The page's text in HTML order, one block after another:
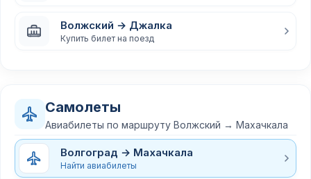
Волжский → Джалка
Купить билет на поезд
Самолеты
Авиабилеты по маршруту Волжский → Махачкала
Волгоград → Махачкала
Найти авиабилеты